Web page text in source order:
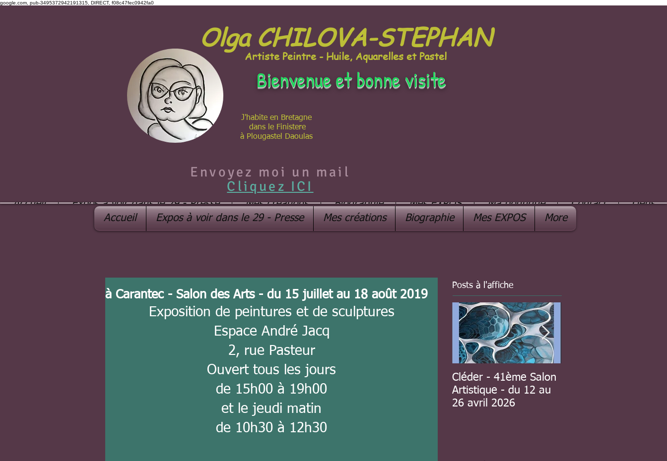
google.com, pub-3495372942191315, DIRECT, f08c47fec0942fa0
Olga CHILOVA-STEPHAN
Artiste Peintre - Huile, Aquarelles et Pastel
J'habite en Bretagne
dans le Finistere
à Plougastel Daoulas
Bienvenue et bonne visite
Envoyez moi un mail
Cliquez ICI
Accueil Expos à voir dans le 29 - Presse Mes créations Biographie Mes EXPOS Ma boutique Contact
Liens
Accueil
Expos à voir dans le 29 - Presse Mes créations Biographie Mes EXPOS More
à Carantec - Salon des Arts - du 15 juillet au 18 août 2019
Exposition de peintures et de sculptures
Espace André Jacq
2, rue Pasteur
Ouvert tous les jours
de 15h00 à 19h00
et le jeudi matin
de 10h30 à 12h30
Posts à l'affiche
Cléder - 41ème Salon
Artistique - du 12 au
26 avril 2026